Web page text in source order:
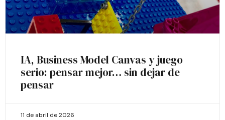
IA, Business Model Canvas y juego
serio: pensar mejor… sin dejar de
pensar
11 de abril de 2026